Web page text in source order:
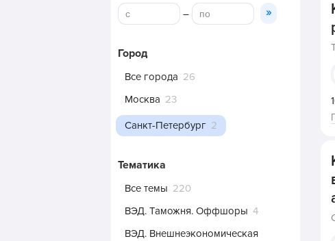
– »
Город
Все города 26
Москва 23
Санкт-Петербург 2
Тематика
Все темы 220
ВЭД. Таможня. Оффшоры 4
ВЭД. Внешнеэкономическая